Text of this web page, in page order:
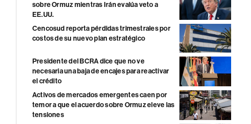
sobre Ormuz mientras Irán evalúa veto a
EE.UU.
Cencosud reporta pérdidas trimestrales por
costos de su nuevo plan estratégico
Presidente del BCRA dice que no ve
necesaria una baja de encajes para reactivar
el crédito
Activos de mercados emergentes caen por
temor a que el acuerdo sobre Ormuz eleve las
tensiones